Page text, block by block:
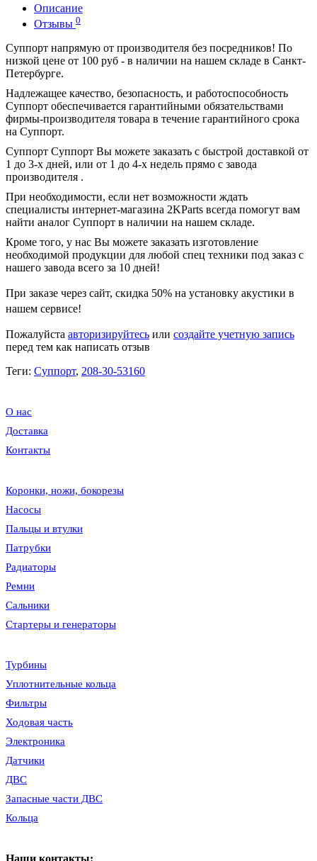
Описание
Отзывы 0
Суппорт напрямую от производителя без посредников! По
низкой цене от 100 руб - в наличии на нашем складе в Санкт-
Петербурге.
Надлежащее качество, безопасность, и работоспособность
Суппорт обеспечивается гарантийными обязательствами
фирмы-производителя товара в течение гарантийного срока
на Суппорт.
Суппорт Суппорт Вы можете заказать с быстрой доставкой от
1 до 3-х дней, или от 1 до 4-х недель прямо с завода
производителя .
При необходимости, если нет возможности ждать
специалисты интернет-магазина 2KParts всегда помогут вам
найти аналог Суппорт в наличии на нашем складе.
Кроме того, у нас Вы можете заказать изготовление
необходимой продукции для любой спец техники под заказ с
нашего завода всего за 10 дней!
При заказе через сайт, скидка 50% на установку акустики в
нашем сервисе!
Пожалуйста авторизируйтесь или создайте учетную запись
перед тем как написать отзыв
Теги: Суппорт, 208-30-53160
О нас
Доставка
Контакты
Коронки, ножи, бокорезы
Насосы
Пальцы и втулки
Патрубки
Радиаторы
Ремни
Сальники
Стартеры и генераторы
Турбины
Уплотнительные кольца
Фильтры
Ходовая часть
Электроника
Датчики
ДВС
Запасные части ДВС
Кольца